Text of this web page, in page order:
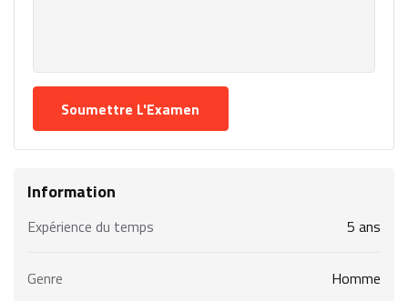
Information
Expérience du temps 5 ans
Genre Homme